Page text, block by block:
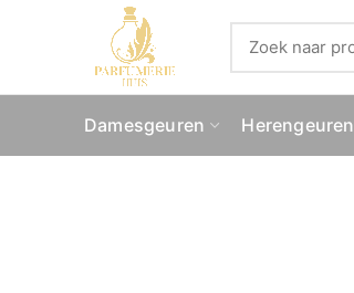
Damesgeuren Herengeuren